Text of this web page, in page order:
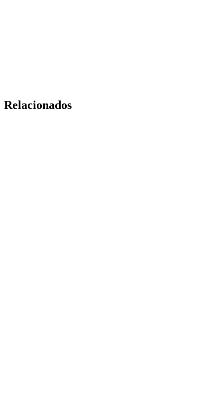
Relacionados